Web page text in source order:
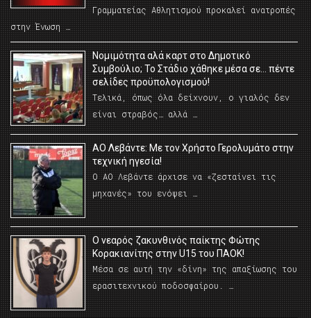
Γραμματείας Αθλητισμού προκαλεί ανατροπές
στην Ένωση …
Νομιμότητα αλά καρτ στο Δημοτικό
Συμβούλιο; Το Στάδιο χάθηκε μέσα σε… πέντε
σελίδες προϋπολογισμού!
Τελικά, όπως όλα δείχνουν, ο γιαλός δεν
είναι στραβός… αλλά …
ΑΟ Λεβάντε: Με τον Χρήστο Γερολυμάτο στην
τεχνική ηγεσία!
Ο ΑΟ Λεβάντε άρχισε να «ζεσταίνει τις
μηχανές» του ενόψει …
O νεαρός ζακυνθινός παίκτης Φώτης
Κορακιανίτης στην U15 του ΠΑΟΚ!
Μέσα σε αυτή την «δίνη» της απαξίωσης του
ερασιτεχνικού ποδοσφαίρου. …